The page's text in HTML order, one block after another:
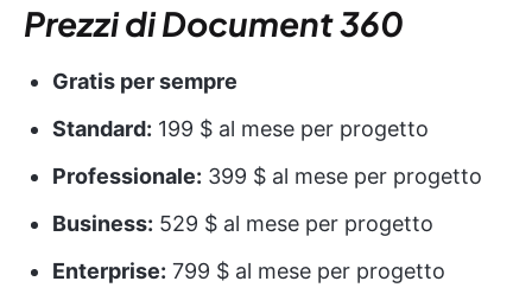
Prezzi di Document 360
Gratis per sempre
Standard: 199 $ al mese per progetto
Professionale: 399 $ al mese per progetto
Business: 529 $ al mese per progetto
Enterprise: 799 $ al mese per progetto